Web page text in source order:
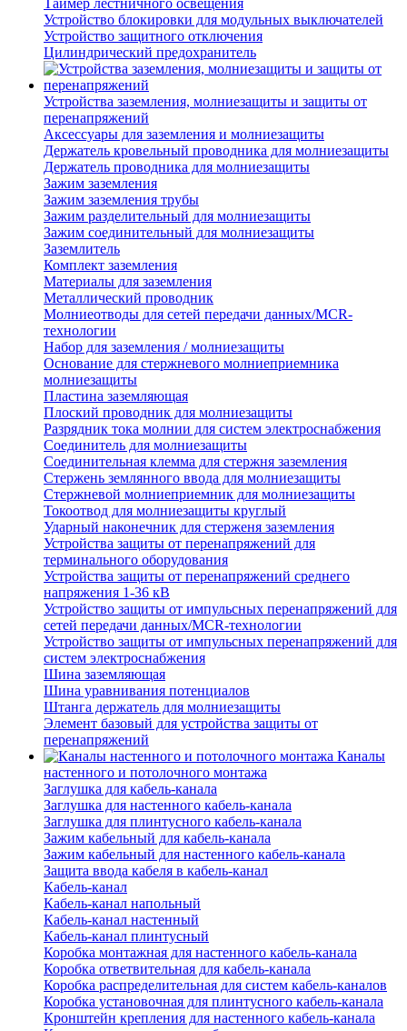
Таймер лестничного освещения
Устройство блокировки для модульных выключателей
Устройство защитного отключения
Цилиндрический предохранитель
Устройства заземления, молниезащиты и защиты от
перенапряжений
Аксессуары для заземления и молниезащиты
Держатель кровельный проводника для молниезащиты
Держатель проводника для молниезащиты
Зажим заземления
Зажим заземления трубы
Зажим разделительный для молниезащиты
Зажим соединительный для молниезащиты
Заземлитель
Комплект заземления
Материалы для заземления
Металлический проводник
Молниеотводы для сетей передачи данных/MCR-
технологии
Набор для заземления / молниезащиты
Основание для стержневого молниеприемника
молниезащиты
Пластина заземляющая
Плоский проводник для молниезащиты
Разрядник тока молнии для систем электроснабжения
Соединитель для молниезащиты
Соединительная клемма для стержня заземления
Стержень землянного ввода для молниезащиты
Стержневой молниеприемник для молниезащиты
Токоотвод для молниезащиты круглый
Ударный наконечник для стерженя заземления
Устройства защиты от перенапряжений для
терминального оборудования
Устройства защиты от перенапряжений среднего
напряжения 1-36 кВ
Устройство защиты от импульсных перенапряжений для
сетей передачи данных/MCR-технологии
Устройство защиты от импульсных перенапряжений для
систем электроснабжения
Шина заземляющая
Шина уравнивания потенциалов
Штанга держатель для молниезащиты
Элемент базовый для устройства защиты от
перенапряжений
Каналы
настенного и потолочного монтажа
Заглушка для кабель-канала
Заглушка для настенного кабель-канала
Заглушка для плинтусного кабель-канала
Зажим кабельный для кабель-канала
Зажим кабельный для настенного кабель-канала
Защита ввода кабеля в кабель-канал
Кабель-канал
Кабель-канал напольный
Кабель-канал настенный
Кабель-канал плинтусный
Коробка монтажная для настенного кабель-канала
Коробка ответвительная для кабель-канала
Коробка распределительная для систем кабель-каналов
Коробка установочная для плинтусного кабель-канала
Кронштейн крепления для настенного кабель-канала